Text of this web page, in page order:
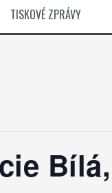
TISKOVÉ ZPRÁVY
Bílá,